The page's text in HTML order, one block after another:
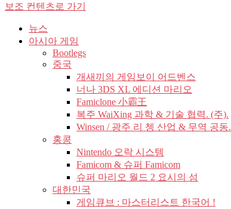
보조 컨텐츠로 가기
뉴스
아시아 게임
Bootlegs
중국
개새끼의 게임보이 어드벤스
너나 3DS XL 에디션 마리오
Famiclone 小霸王
복주 WaiXing 과학 & 기술 협력. (주).
Winsen / 광주 리 쳉 산업 & 무역 공동.
홍콩
Nintendo 오락 시스템
Famicom & 슈퍼 Famicom
슈퍼 마리오 월드 2 요시의 섬
대한민국
게임큐브 : 마스터리스트 한국어 !